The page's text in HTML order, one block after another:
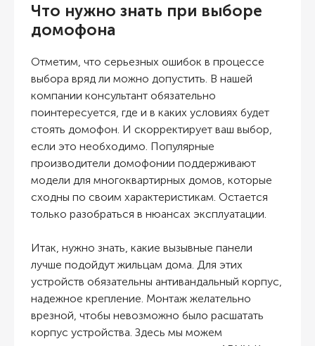
Что нужно знать при выборе
домофона
Отметим, что серьезных ошибок в процессе
выбора вряд ли можно допустить. В нашей
компании консультант обязательно
поинтересуется, где и в каких условиях будет
стоять домофон. И скорректирует ваш выбор,
если это необходимо. Популярные
производители домофонии поддерживают
модели для многоквартирных домов, которые
сходны по своим характеристикам. Остается
только разобраться в нюансах эксплуатации.
Итак, нужно знать, какие вызывные панели
лучше подойдут жильцам дома. Для этих
устройств обязательны антивандальный корпус,
надежное крепление. Монтаж желательно
врезной, чтобы невозможно было расшатать
корпус устройства. Здесь мы можем